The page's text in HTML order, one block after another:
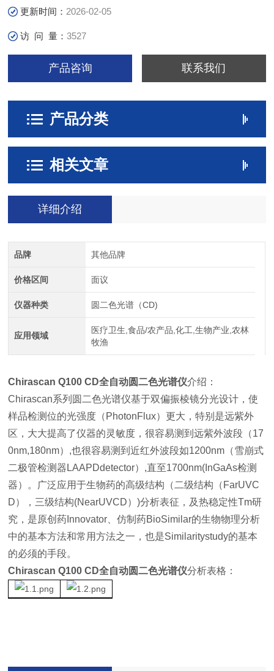
更新时间： 2026-02-05
访 问 量：3527
产品咨询 联系我们
产品分类
相关文章
详细介绍
品牌 其他品牌
价格区间 面议
仪器种类 圆二色光谱（CD)
应用领域
医疗卫生,食品/农产品,化工,生物产业,农林
牧渔
Chirascan Q100 CD全自动圆二色光谱仪介绍：
Chirascan系列圆二色光谱仪基于双偏振棱镜分光设计，使
样品检测位的光强度（PhotonFlux）更大，特别是远紫外
区，大大提高了仪器的灵敏度，很容易测到远紫外波段（17
0nm,180nm）,也很容易测到近红外波段如1200nm（雪崩式
二极管检测器LAAPDdetector）,直至1700nm(InGaAs检测
器）。广泛应用于生物药的高级结构（二级结构（FarUVC
D），三级结构(NearUVCD）)分析表征，及热稳定性Tm研
究，是原创药Innovator、仿制药BioSimilar的生物物理分析
中的基本方法和常用方法之一，也是Similaritystudy的基本
的必须的手段。
Chirascan Q100 CD全自动圆二色光谱仪分析表格：